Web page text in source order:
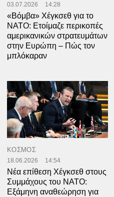
03.07.2026 14:28
«Βόμβα» Χέγκσεθ για το
ΝΑΤΟ: Ετοίμαζε περικοπές
αμερικανικών στρατευμάτων
στην Ευρώπη – Πώς τον
μπλόκαραν
ΚΟΣΜΟΣ
18.06.2026 14:54
Νέα επίθεση Χέγκσεθ στους
Συμμάχους του ΝΑΤΟ:
Εξάμηνη αναθεώρηση για